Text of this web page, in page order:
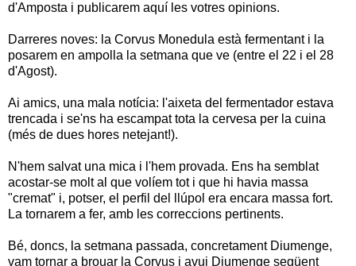
d'Amposta i publicarem aquí les votres opinions.
Darreres noves: la Corvus Monedula està fermentant i la
posarem en ampolla la setmana que ve (entre el 22 i el 28
d'Agost).
Ai amics, una mala notícia: l'aixeta del fermentador estava
trencada i se'ns ha escampat tota la cervesa per la cuina
(més de dues hores netejant!).
N'hem salvat una mica i l'hem provada. Ens ha semblat
acostar-se molt al que volíem tot i que hi havia massa
"cremat" i, potser, el perfil del llúpol era encara massa fort.
La tornarem a fer, amb les correccions pertinents.
Bé, doncs, la setmana passada, concretament Diumenge,
vam tornar a brouar la Corvus i avui Diumenge següent